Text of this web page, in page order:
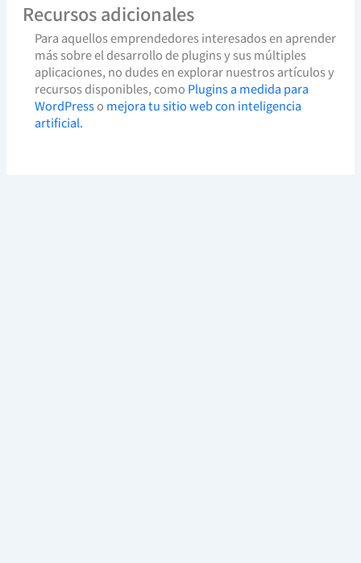
Recursos adicionales
Para aquellos emprendedores interesados en aprender
más sobre el desarrollo de plugins y sus múltiples
aplicaciones, no dudes en explorar nuestros artículos y
recursos disponibles, como Plugins a medida para
WordPresso mejora tu sitio web con inteligencia
artificial.